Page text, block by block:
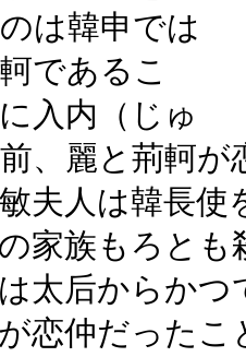
は韓申では
であるこ
入内（じゅ
、麗と荊軻
夫人は韓長
家族もろと
太后からか
恋仲だった